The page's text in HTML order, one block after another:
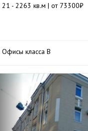
21 - 2263 кв.м | от 73300₽
Офисы класса B
Previous